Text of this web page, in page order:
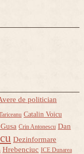
de politician
Catalin Voicu
Crin Antonescu Dan
Dezinformare
Hrebenciuc ICE Dunarea